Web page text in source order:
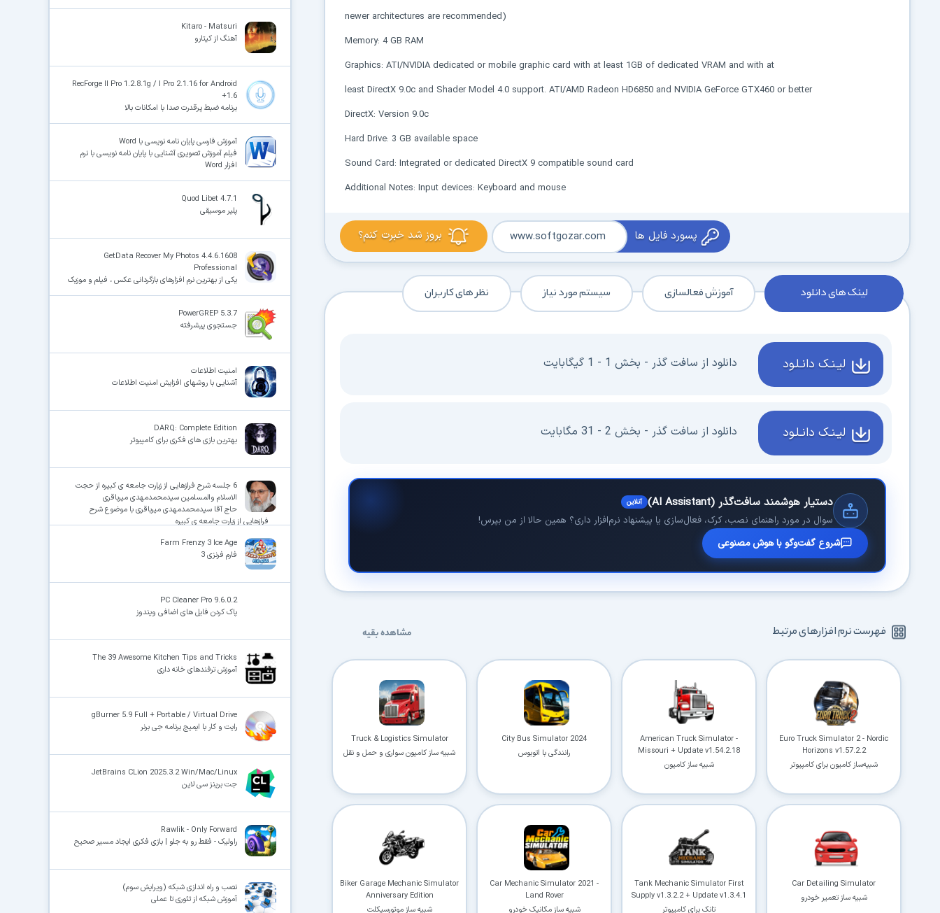
newer architectures are recommended)
Memory: 4 GB RAM
Graphics: ATI/NVIDIA dedicated or mobile graphic card with at least 1GB of dedicated VRAM and with at
least DirectX 9.0c and Shader Model 4.0 support. ATI/AMD Radeon HD6850 and NVIDIA GeForce GTX460 or better
DirectX: Version 9.0c
Hard Drive: 3 GB available space
Sound Card: Integrated or dedicated DirectX 9 compatible sound card
Additional Notes: Input devices: Keyboard and mouse
بروز شد خبرت کنم؟ پسورد فایل ها www.softgozar.com
لینک های دانلود آموزش فعالسازی سیستم مورد نیاز نظر های کاربران
لیـنـک دانـلـود دانلود از سافت گذر - بخش 1 - 1 گیگابایت
لیـنـک دانـلـود دانلود از سافت گذر - بخش 2 - 31 مگابایت
دستیار هوشمند سافت‌گذر (AI Assistant) آنلاین
سوال در مورد راهنمای نصب، کرک، فعال‌سازی یا پیشنهاد نرم‌افزار داری؟ همین حالا از من بپرس!
شروع گفت‌وگو با هوش مصنوعی
فهرست نرم افزارهای مرتبط مشاهده بقیه
Euro Truck Simulator 2 - Nordic
Horizons v1.57.2.2
شبیه‌ساز کامیون برای کامپیوتر
American Truck Simulator -
Missouri + Update v1.54.2.18
شبیه ساز کامیون
City Bus Simulator 2024
رانندگی با اتوبوس
Truck & Logistics Simulator
شبیه ساز کامیون سواری و حمل و نقل
Car Detailing Simulator
شبیه ساز تعمیر خودرو
Tank Mechanic Simulator First
Supply v1.3.2.2 + Update v1.3.4.1
تانک برای کامپیوتر
Car Mechanic Simulator 2021 -
Land Rover
شبیه ساز مکانیک خودرو
Biker Garage Mechanic Simulator
Anniversary Edition
شبیه ساز موتورسیکلت
Kitaro - Matsuri
آهنگ از کیتارو
RecForge II Pro 1.2.8.1g / I Pro 2.1.16 for Android
+1.6
برنامه ضبط پرقدرت صدا با امکانات بالا
آموزش فارسی پایان نامه نویسی با Word
فیلم آموزش تصویری آشنایی با پایان نامه نویسی با نرم
افزار Word
Quod Libet 4.7.1
پلیر موسیقی
GetData Recover My Photos 4.4.6.1608
Professional
یکی از بهترین نرم افزارهای بازگردانی عکس ، فیلم و موزیک
PowerGREP 5.3.7
جستجوی پیشرفته
امنیت اطلاعات
آشنایی با روشهای افزایش امنیت اطلاعات
DARQ: Complete Edition
بهترین بازی های فکری برای کامپیوتر
6 جلسه شرح فرازهایی از زیارت جامعه ی کبیره از حجت
الاسلام والمسلمین سیدمحمدمهدی میرباقری
حاج آقا سیدمحمدمهدی میرباقری با موضوع شرح
فرازهایی از زیارت جامعه ی کبیره
Farm Frenzy 3 Ice Age
فارم فرنزی 3
PC Cleaner Pro 9.6.0.2
پاک کردن فایل های اضافی ویندوز
The 39 Awesome Kitchen Tips and Tricks
آموزش ترفندهای خانه داری
gBurner 5.9 Full + Portable / Virtual Drive
رایت و کار با ایمیج برنامه جی برنر
JetBrains CLion 2025.3.2 Win/Mac/Linux
جت برینز سی لاین
Rawlik - Only Forward
راولیک - فقط رو به جلو | بازی فکری ایجاد مسیر صحیح
نصب و راه اندازی شبکه (ویرایش سوم)
آموزش شبکه از تئوری تا عملی
حذف کامل صف و زمان انتظار برای تمام فایل‌ها
✓ثبات دانلود (Resume): ادامه دانلود پس از قطع اینترنت و دانلود موازی چند فایل
⚡ ارتقا به حساب VIP و دانلود فوری
فقط کمتر از روزی 1,093 تومان
قبلاً عضو شدم — ورود به حساب کاربری